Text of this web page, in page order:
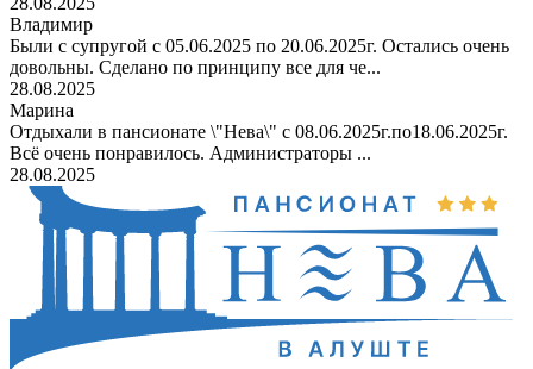
Владимир
Были с супругой с 05.06.2025 по 20.06.2025г. Остались очень
довольны. Сделано по принципу все для че...
28.08.2025
Марина
Отдыхали в пансионате \"Нева\" с 08.06.2025г.по18.06.2025г.
Всё очень понравилось. Администраторы ...
28.08.2025